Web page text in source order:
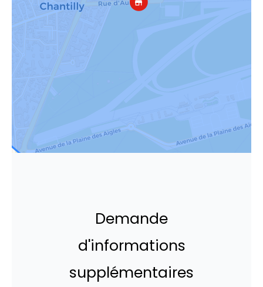
Demande
d'informations
supplémentaires